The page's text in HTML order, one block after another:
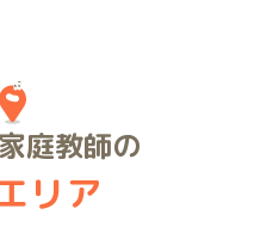
庭教師の
リア